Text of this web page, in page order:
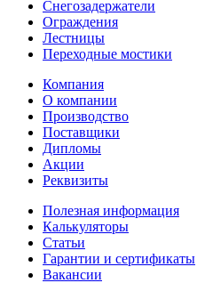
Снегозадержатели
Ограждения
Лестницы
Переходные мостики
Компания
О компании
Производство
Поставщики
Дипломы
Акции
Реквизиты
Полезная информация
Калькуляторы
Статьи
Гарантии и сертификаты
Вакансии